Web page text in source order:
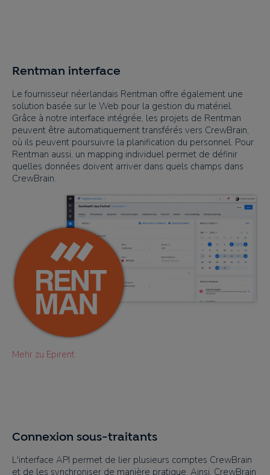
Rentman interface
Le fournisseur néerlandais Rentman offre également une
solution basée sur le Web pour la gestion du matériel.
Grâce à notre interface intégrée, les projets de Rentman
peuvent être automatiquement transférés vers CrewBrain,
où ils peuvent poursuivre la planification du personnel. Pour
Rentman aussi, un mapping individuel permet de définir
quelles données doivent arriver dans quels champs dans
CrewBrain.
Mehr zu Epirent
Connexion sous-traitants
L'interface API permet de lier plusieurs comptes CrewBrain
et de les synchroniser de manière pratique. Ainsi, CrewBrain